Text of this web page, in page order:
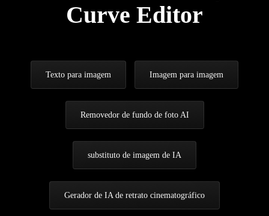
Curve Editor
Texto para imagem Imagem para imagem
Removedor de fundo de foto AI
substituto de imagem de IA
Gerador de IA de retrato cinematográfico